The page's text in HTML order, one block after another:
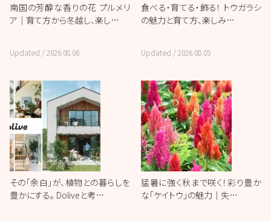
南国の芳醇な香りの花 プルメリ
ア｜育て方から冬越し、楽し…
Updated /2026.08.06
食べる・育てる・飾る！ トウガラシ
の魅力と育て方、楽しみ…
Updated /2026.08.05
その「余白」が、植物との暮らしを
豊かにする。 Doliveと考…
猛暑に強く秋まで咲く！彩り豊か
な「ケイトウ」の魅力｜失…